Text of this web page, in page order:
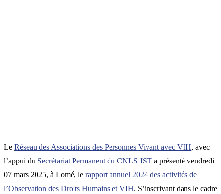
Le Réseau des Associations des Personnes Vivant avec VIH, avec
l’appui du Secrétariat Permanent du CNLS-IST a présenté vendredi
07 mars 2025, à Lomé, le rapport annuel 2024 des activités de
l’Observation des Droits Humains et VIH. S’inscrivant dans le cadre